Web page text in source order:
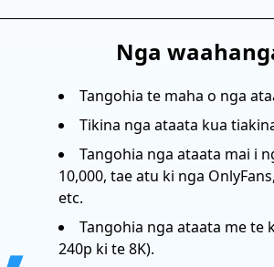
Nga
Tangohia te maha o nga
Tikina nga ataata kua
Tangohia nga ataata mai i
10,000, tae atu ki nga
etc.
Tangohia nga ataata me te
240p ki te 8K).